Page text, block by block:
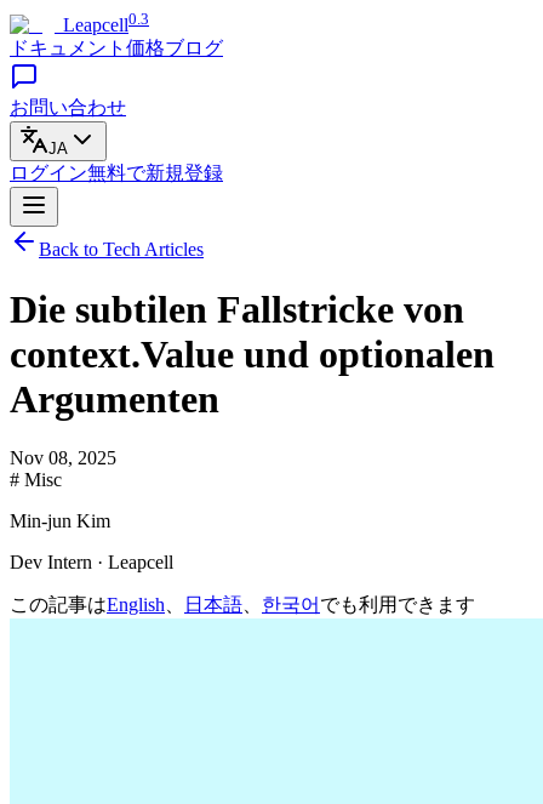
Leapcell0.3
ドキュメント 価格ブログ
お問い合わせ
JA
ログイン無料で新規登録
Back to Tech Articles
Die subtilen Fallstricke von
context.Value und optionalen
Argumenten
Nov 08, 2025
# Misc
Min-jun Kim
Dev Intern · Leapcell
この記事はEnglish 日本語 한국어 でも利用できます